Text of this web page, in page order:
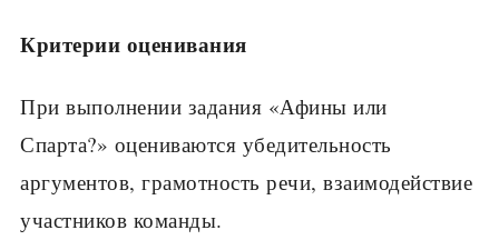
Критерии оценивания
При выполнении задания «Афины или
Спарта?» оцениваются убедительность
аргументов, грамот­ность речи, взаимодействие
участников команды.